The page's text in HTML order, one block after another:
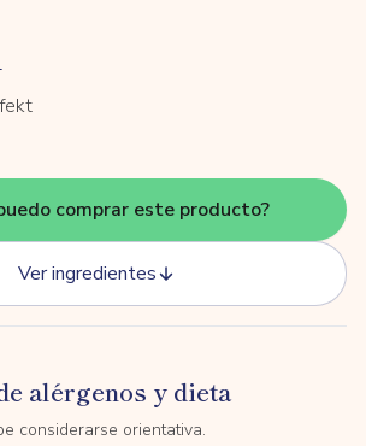
comprar este producto?
Ver ingredientes
alérgenos y dieta
considerarse orientativa.